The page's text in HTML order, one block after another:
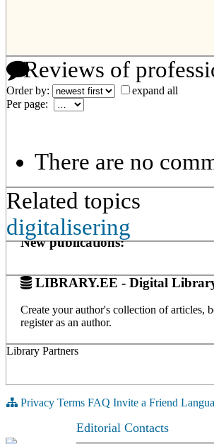
Reviews of
Order by:
expand all
Per page:
There are no
Related topics
digitalisering
New publications:
LIBRARY.EE - Digital
Create your author's collection of articles,
register as an author.
Library Partners
Privacy Terms FAQ Invite a Friend
Editorial Contacts